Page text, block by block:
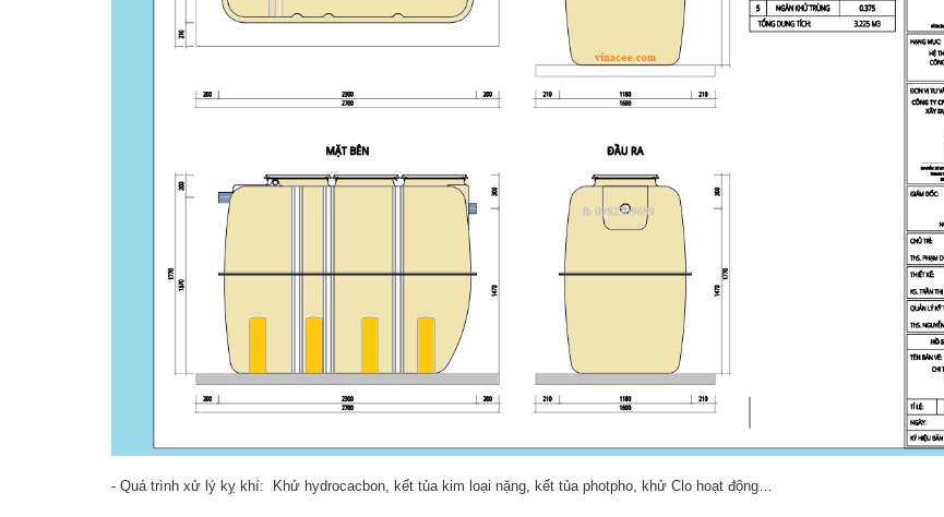
- Quá trình xử lý kỵ khí: Khử hydrocacbon, kết tủa kim loại nặng, kết tủa photpho, khử Clo hoạt động…